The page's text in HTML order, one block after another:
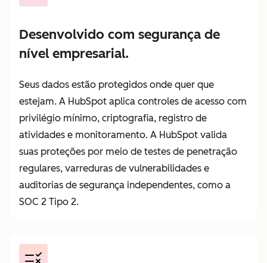
Desenvolvido com segurança de
nível empresarial.
Seus dados estão protegidos onde quer que
estejam. A HubSpot aplica controles de acesso com
privilégio mínimo, criptografia, registro de
atividades e monitoramento. A HubSpot valida
suas proteções por meio de testes de penetração
regulares, varreduras de vulnerabilidades e
auditorias de segurança independentes, como a
SOC 2 Tipo 2.